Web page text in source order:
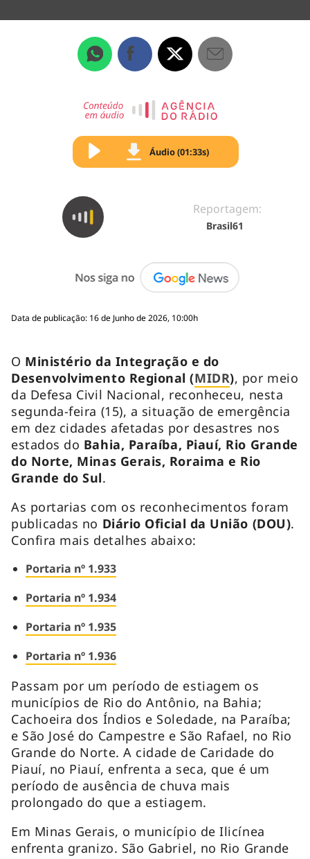
Áudio (01:33s)
Reportagem:
Brasil61
Data de publicação: 16 de Junho de 2026, 10:00h
O Ministério da Integração e do
Desenvolvimento Regional (MIDR), por meio
da Defesa Civil Nacional, reconheceu, nesta
segunda-feira (15), a situação de emergência
em dez cidades afetadas por desastres nos
estados do Bahia, Paraíba, Piauí, Rio Grande
do Norte, Minas Gerais, Roraima e Rio
Grande do Sul.
As portarias com os reconhecimentos foram
publicadas no Diário Oficial da União (DOU).
Confira mais detalhes abaixo:
Portaria nº 1.933
Portaria nº 1.934
Portaria nº 1.935
Portaria nº 1.936
Passam por um período de estiagem os
municípios de Rio do Antônio, na Bahia;
Cachoeira dos Índios e Soledade, na Paraíba;
e São José do Campestre e São Rafael, no Rio
Grande do Norte. A cidade de Caridade do
Piauí, no Piauí, enfrenta a seca, que é um
período de ausência de chuva mais
prolongado do que a estiagem.
Em Minas Gerais, o município de Ilicínea
enfrenta granizo. São Gabriel, no Rio Grande